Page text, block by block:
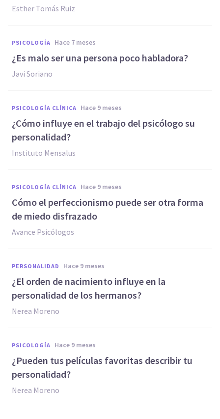
Esther Tomás Ruiz
PSICOLOGÍA hace 7 meses
¿Es malo ser una persona poco habladora?
Javi Soriano
PSICOLOGÍA CLÍNICA hace 9 meses
¿Cómo influye en el trabajo del psicólogo su
personalidad?
Instituto Mensalus
PSICOLOGÍA CLÍNICA hace 9 meses
Cómo el perfeccionismo puede ser otra forma
de miedo disfrazado
Avance Psicólogos
PERSONALIDAD hace 9 meses
¿El orden de nacimiento influye en la
personalidad de los hermanos?
Nerea Moreno
PSICOLOGÍA hace 9 meses
¿Pueden tus películas favoritas describir tu
personalidad?
Nerea Moreno